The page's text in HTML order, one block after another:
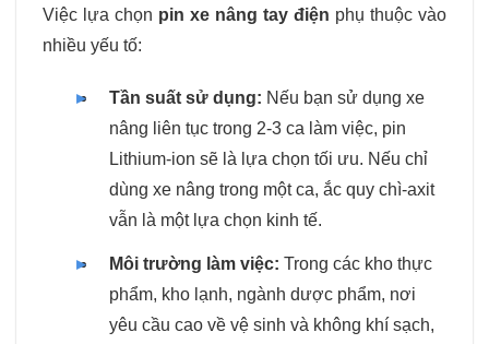
Việc lựa chọn pin xe nâng tay điện phụ thuộc vào
nhiều yếu tố:
Tần suất sử dụng: Nếu bạn sử dụng xe
nâng liên tục trong 2-3 ca làm việc, pin
Lithium-ion sẽ là lựa chọn tối ưu. Nếu chỉ
dùng xe nâng trong một ca, ắc quy chì-axit
vẫn là một lựa chọn kinh tế.
Môi trường làm việc: Trong các kho thực
phẩm, kho lạnh, ngành dược phẩm, nơi
yêu cầu cao về vệ sinh và không khí sạch,